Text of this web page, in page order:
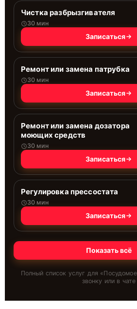
Чистка разбрызгивателя
30 мин
Записаться
Ремонт или замена патрубка
30 мин
Записаться
Ремонт или замена дозатора
моющих средств
30 мин
Записаться
Регулировка прессостата
30 мин
Записаться
Показать всё
Полный список услуг для «
звонку или в чате